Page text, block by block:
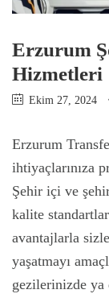
Erzurum
Hizmetleri
Ekim 27, 2024
Erzurum
ihtiyaçlarınıza
Şehir içi ve
kalite
avantajlarla
yaşatmayı
gezilerinizde